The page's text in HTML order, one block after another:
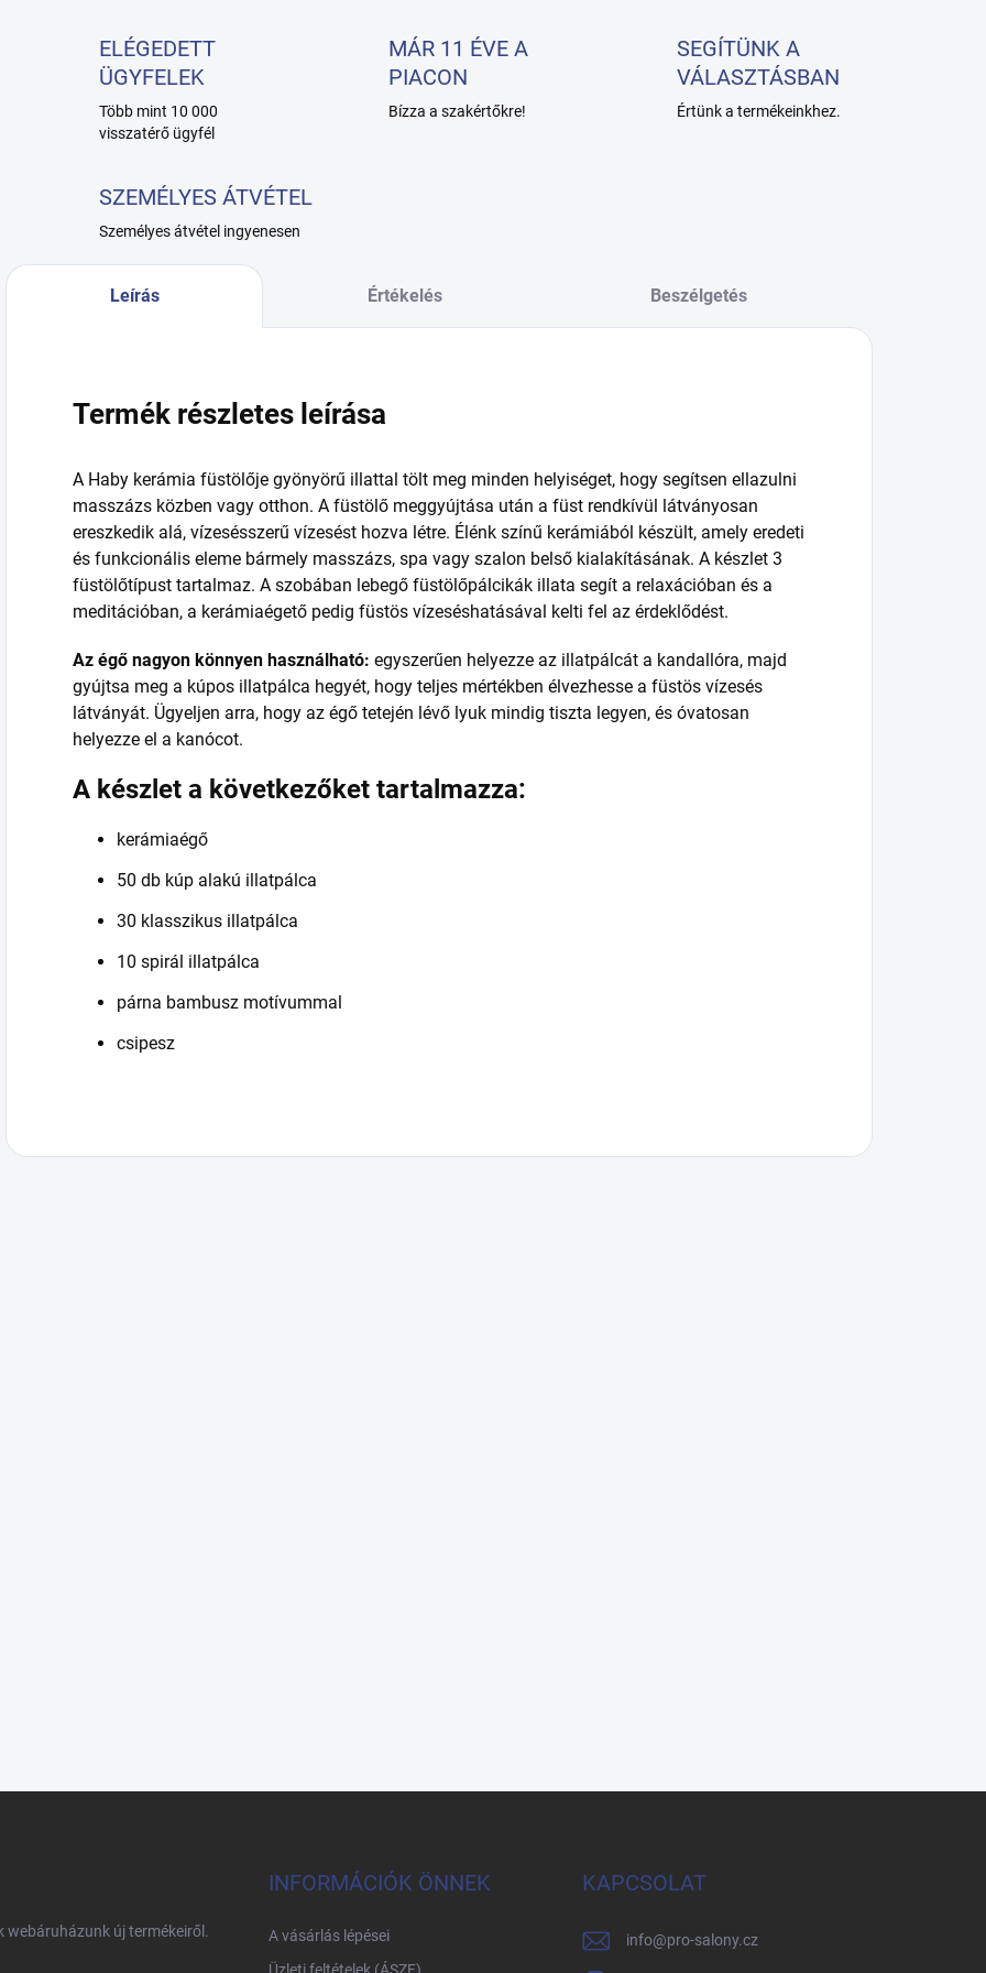
ELÉGEDETT
ÜGYFELEK
Több mint 10 000
visszatérő ügyfél
MÁR 11 ÉVE A
PIACON
Bízza a szakértőkre!
SEGÍTÜNK A
VÁLASZTÁSBAN
Értünk a termékeinkhez.
SZEMÉLYES ÁTVÉTEL
Személyes átvétel ingyenesen
Leírás Értékelés Beszélgetés
Termék részletes leírása
A Haby kerámia füstölője gyönyörű illattal tölt meg minden helyiséget, hogy segítsen ellazulni
masszázs közben vagy otthon. A füstölő meggyújtása után a füst rendkívül látványosan
ereszkedik alá, vízesésszerű vízesést hozva létre. Élénk színű kerámiából készült, amely eredeti
és funkcionális eleme bármely masszázs, spa vagy szalon belső kialakításának. A készlet 3
füstölőtípust tartalmaz. A szobában lebegő füstölőpálcikák illata segít a relaxációban és a
meditációban, a kerámiaégető pedig füstös vízeséshatásával kelti fel az érdeklődést.
Az égő nagyon könnyen használható: egyszerűen helyezze az illatpálcát a kandallóra, majd
gyújtsa meg a kúpos illatpálca hegyét, hogy teljes mértékben élvezhesse a füstös vízesés
látványát. Ügyeljen arra, hogy az égő tetején lévő lyuk mindig tiszta legyen, és óvatosan
helyezze el a kanócot.
A készlet a következőket tartalmazza:
kerámiaégő
50 db kúp alakú illatpálca
30 klasszikus illatpálca
10 spirál illatpálca
párna bambusz motívummal
csipesz
webáruházunk új termékeiről.
INFORMÁCIÓK ÖNNEK
A vásárlás lépései
KAPCSOLAT
info@pro-salony.cz